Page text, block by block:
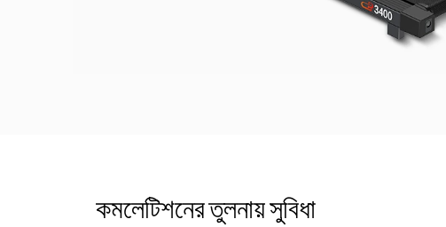
কমলেটিশনের তুলনায় সুবিধা